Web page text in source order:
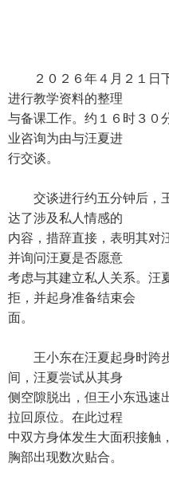
２０２６年４月２１日下
进行教学资料的整理
与备课工作。约１６时３０
业咨询为由与汪夏进
行交谈。
交谈进行约五分钟后，王
达了涉及私人情感的
内容，措辞直接，表明其对
并询问汪夏是否愿意
考虑与其建立私人关系。汪
拒，并起身准备结束会
面。
王小东在汪夏起身时跨
间，汪夏尝试从其身
侧空隙脱出，但王小东迅速
拉回原位。在此过程
中双方身体发生大面积接触
胸部出现数次贴合。